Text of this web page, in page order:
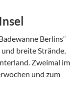
Berlins“
breite Strände,
Zweimal im
und zum